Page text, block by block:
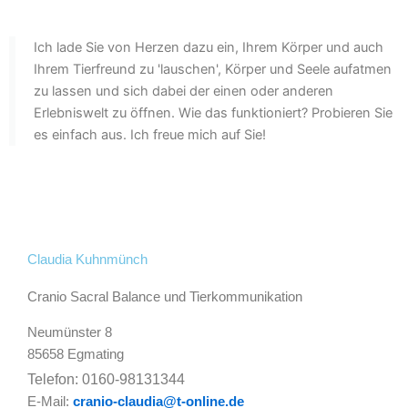
Ich lade Sie von Herzen dazu ein, Ihrem Körper und auch
Ihrem Tierfreund zu 'lauschen', Körper und Seele aufatmen
zu lassen und sich dabei der einen oder anderen
Erlebniswelt zu öffnen. Wie das funktioniert? Probieren Sie
es einfach aus. Ich freue mich auf Sie!
Claudia Kuhnmünch
Cranio Sacral Balance und Tierkommunikation
Neumünster 8
85658 Egmating
Telefon: 0160-98131344
E-Mail: cranio-claudia@t-online.de